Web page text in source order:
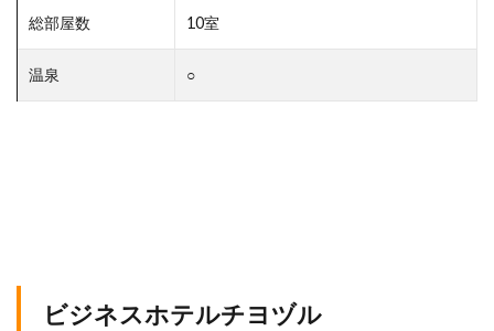
総部屋数 10室
温泉 ○
ビジネスホテルチヨヅル